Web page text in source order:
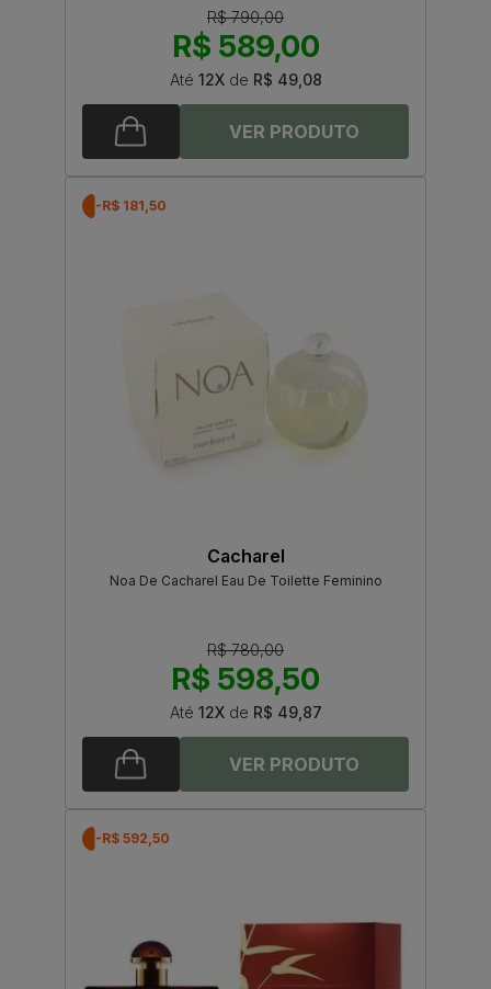
R$ 790,00
R$ 589,00
Até 12Xde R$ 49,08
-R$ 181,50
Cacharel
Noa De Cacharel Eau De Toilette Feminino
R$ 780,00
R$ 598,50
Até 12Xde R$ 49,87
-R$ 592,50